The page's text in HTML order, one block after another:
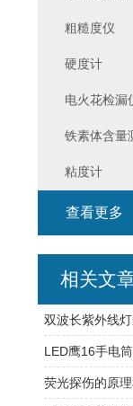
粗糙度仪
硬度计
电火花检漏
铁素体含量
粘度计
查看更多
相关文
双波长紫外线
LED鹰16手电
荧光探伤的原